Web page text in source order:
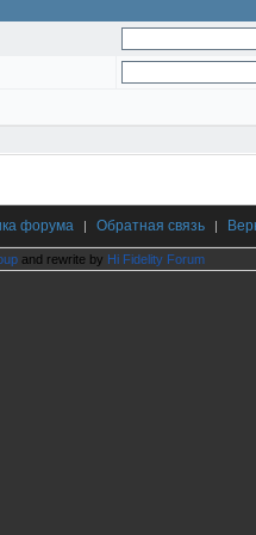
форума | Обратная связь |
and rewrite by Hi Fidelity Forum